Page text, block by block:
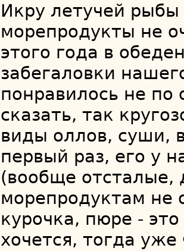
Икру летучей
морепродукты не
этого года в
забегаловки
понравилось не по
сказать, так
виды оллов, суши,
первый раз, его у
(вообще отсталые,
морепродуктам не
курочка, пюре -
хочется, тогда